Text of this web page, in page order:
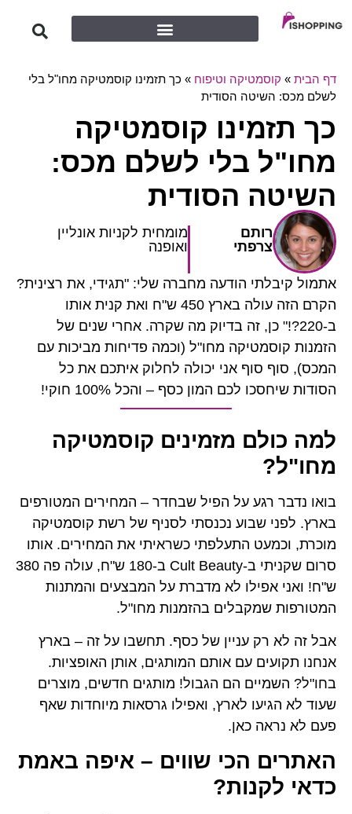
וטיפוח»כך תזמינו קוסמטיקה מחו"ל בלי
הסודית
קוסמטיקה
לשלם מכס:
מומחית לקניות אונליין
ואופנה
מחברה שלי: "תגידי, את רצינית?
הקרם הזה עולה בארץ 450 ש"ח ואת קנית אותו
זה בדיוק מה שקרה. אחרי שנים של
מחו"ל (וכמה פדיחות מביכות עם
יכולה לחלוק איתכם את כל
כסף – והכל 100% חוקי!
קוסמטיקה
הפיל שבחדר – המחירים המטורפים
נכנסתי לסניף של רשת קוסמטיקה
כשראיתי את המחירים. אותו
סרום שקניתי ב-Cult Beauty ב-180 ש"ח, עולה פה 380
לא מדברת על המבצעים והמתנות
בהזמנות מחו"ל.
של כסף. תחשבו על זה – בארץ
אותם המותגים, אותן האופציות.
הם הגבול! מותגים חדשים, מוצרים
ואפילו גרסאות מיוחדות שאף
שווים – איפה באמת